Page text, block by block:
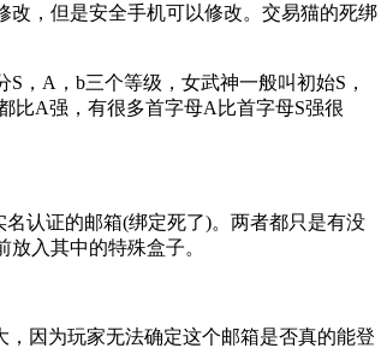
改，但是安全手机可以修改。交易猫的死绑
，A，b三个等级，女武神一般叫初始S，
比A强，有很多首字母A比首字母S强很
认证的邮箱(绑定死了)。两者都只是有没
入其中的特殊盒子。
因为玩家无法确定这个邮箱是否真的能登